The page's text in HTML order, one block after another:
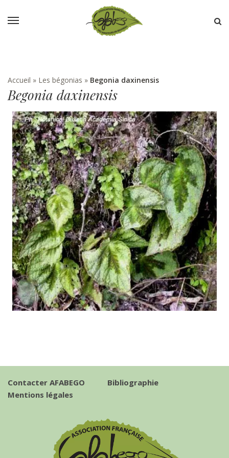
Accueil » Les bégonias » Begonia daxinensis
Begonia daxinensis
Contacter AFABEGO
Bibliographie
Mentions légales